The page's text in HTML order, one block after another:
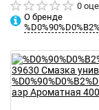
0
О бренде